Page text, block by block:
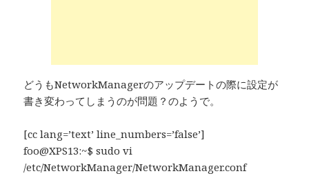
どうもNetworkManagerのアップデートの際に設定が
書き変わってしまうのが問題？のようで。
[cc lang=’text’ line_numbers=’false’]
foo@XPS13:~$ sudo vi
/etc/NetworkManager/NetworkManager.conf